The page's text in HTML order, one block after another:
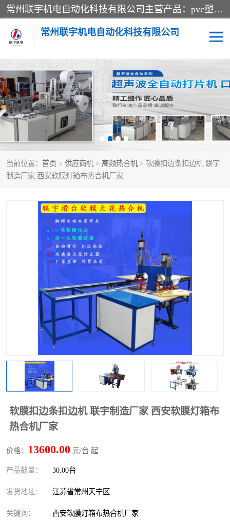
常州联宇机电自动化科技有限公司主营产品：pvc塑料焊机、高频热合机、软膜天花压边机、服装布料凹凸压花机、布料3d压印设备、服装植胶设备、超声波布料花边机、无纺布热合机、全自动压花机。
常州联宇机电自动化科技有限公司
当前位置： 首页 > 供应商机 > 高频热合机 > 软膜扣边条扣边机 联宇
制造厂家 西安软膜灯箱布热合机厂家
软膜扣边条扣边机 联宇制造厂家 西安软膜灯箱布
热合机厂家
价格： 13600.00 元/台 起
产品数量： 30.00台
发货地址： 江苏省常州天宁区
关键词： 西安软膜灯箱布热合机厂家
压花定型机以及压花模具 超声波热合机
高频热合机 超声波花边机
超声波复合压花机 凹凸压花机压标机
3040凹凸压花机 双头服装凹凸压花机
高频压花压标机 自动超声波打片成型机
泡壳包装封口机 海绵产品成型机
其他超声波系列